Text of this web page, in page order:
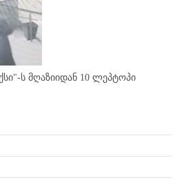
ს მღაზიიდან 10 ლეპტოპი